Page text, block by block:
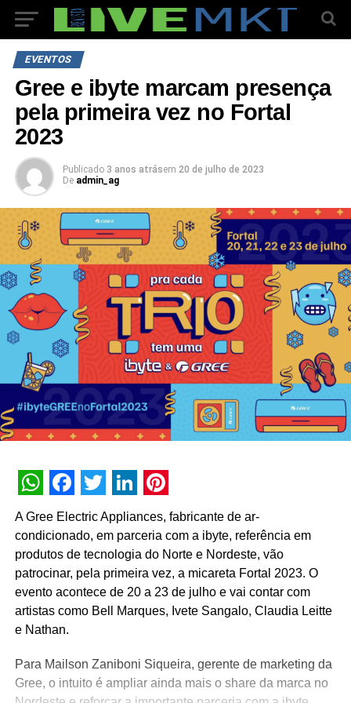
EVENTOS
Gree e ibyte marcam presença
pela primeira vez no Fortal
2023
Publicado 3 anos atrásem 20 de julho de 2023
De admin_ag
WhatsApp
Facebook
Twitter
LinkedIn
Pinterest
A Gree Electric Appliances, fabricante de ar-
condicionado, em parceria com a ibyte, referência em
produtos de tecnologia do Norte e Nordeste, vão
patrocinar, pela primeira vez, a micareta Fortal 2023. O
evento acontece de 20 a 23 de julho e vai contar com
artistas como Bell Marques, Ivete Sangalo, Claudia Leitte
e Nathan.
Para Mailson Zaniboni Siqueira, gerente de marketing da
Gree, o intuito é ampliar ainda mais o share da marca no